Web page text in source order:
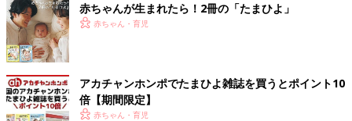
「初めて会ったとき、なおさん（直巨さんのこと）が1人ずつ家
族を紹介してくれたことを、今でも覚えています。なおさんの家
に泊まりにも行っていたので、だんだん緊張しなくなった感じで
す」（小春さん）
小春さんは、普段から里親の直巨さんを「なおさん」と呼んでい
赤ちゃんが生まれたら！2冊の「たまひよ」
赤ちゃん・育児
アカチャンホンポでたまひよ雑誌を買うとポイント10
倍【期間限定】
赤ちゃん・育児